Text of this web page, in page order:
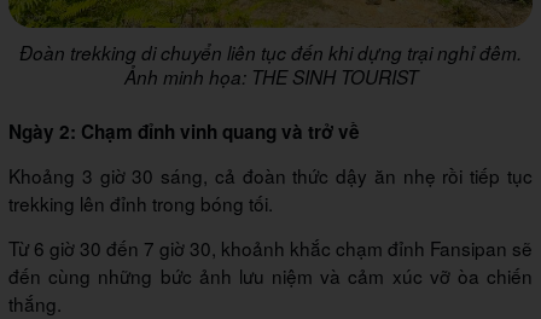
Đoàn trekking di chuyển liên tục đến khi dựng trại nghỉ đêm.
Ảnh minh họa: THE SINH TOURIST
Ngày 2: Chạm đỉnh vinh quang và trở về
Khoảng 3 giờ 30 sáng, cả đoàn thức dậy ăn nhẹ rồi tiếp tục
trekking lên đỉnh trong bóng tối.
Từ 6 giờ 30 đến 7 giờ 30, khoảnh khắc chạm đỉnh Fansipan sẽ
đến cùng những bức ảnh lưu niệm và cảm xúc vỡ òa chiến
thắng.